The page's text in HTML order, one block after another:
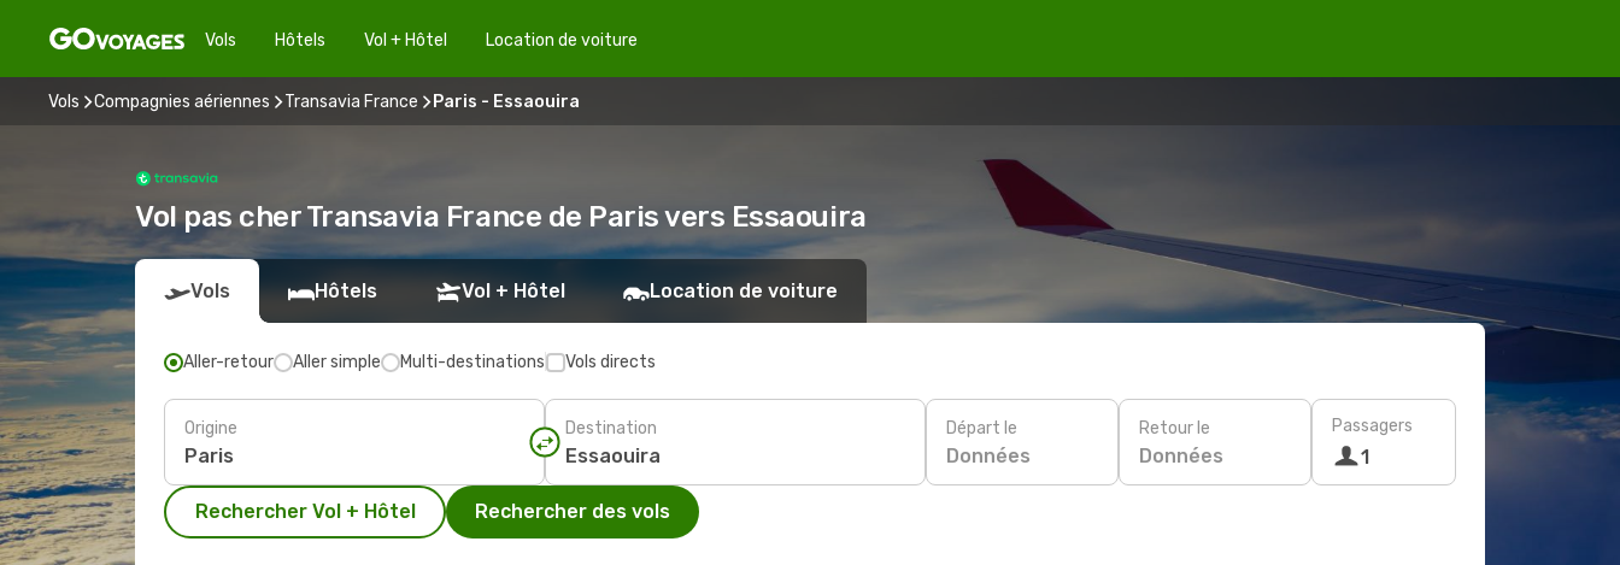
Vols Hôtels Vol + Hôtel Location de voiture
Vols Compagnies aériennes Transavia France Paris - Essaouira
Vol pas cher Transavia France de Paris vers Essaouira
Vols Hôtels Vol + Hôtel Location de voiture
Aller-retour Aller simple Multi-destinations Vols directs
Origine Destination Départ le
Données
Retour le
Données
Passagers
1
Rechercher Vol + Hôtel Rechercher des vols